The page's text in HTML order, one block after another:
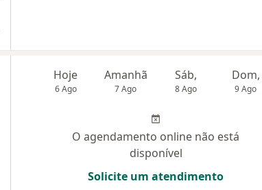
Hoje
6 Ago
Amanhã
7 Ago
Sáb,
8 Ago
Dom,
9 Ago
O agendamento online não está
disponível
Solicite um atendimento